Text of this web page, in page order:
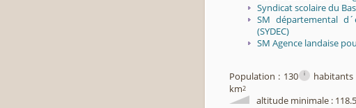
Syndicat scolaire du
SM départemental
(SYDEC)
SM Agence landaise
Population : 130 i habitants
km2
altitude minimale :